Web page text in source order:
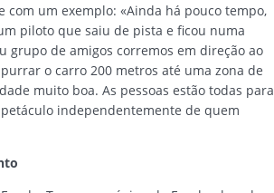
com um exemplo: «Ainda há pouco tempo,
piloto que saiu de pista e ficou numa
grupo de amigos corremos em direção ao
o carro 200 metros até uma zona de
muito boa. As pessoas estão todas para
independentemente de quem